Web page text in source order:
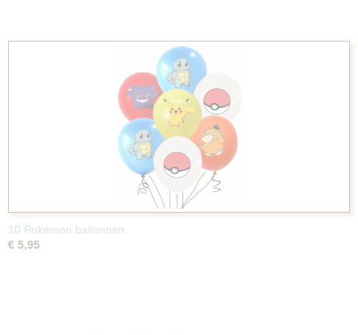
10 Pokémon ballonnen
€ 5,95